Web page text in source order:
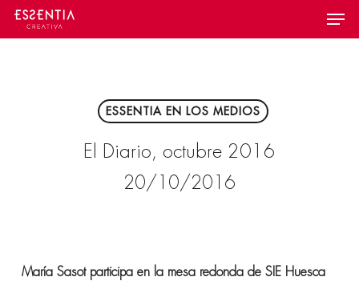
Skip
main
Menu
ESSENTIA EN LOS MEDIOS
El Diario, octubre 2016
20/10/2016
María Sasot participa en la mesa redonda de SIE Huesca